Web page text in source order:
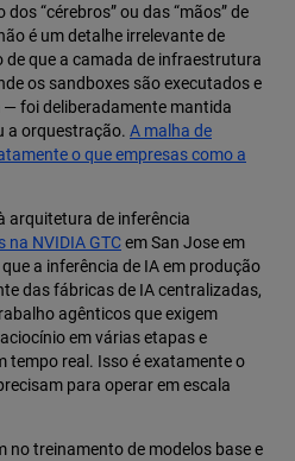
“cérebros” ou das “mãos” de
é um detalhe irrelevante de
que a camada de infraestrutura
os sandboxes são executados e
foi deliberadamente mantida
a orquestração. A malha de
o que empresas como a
arquitetura de inferência
na NVIDIA GTCem San Jose em
a inferência de IA em produção
das fábricas de IA centralizadas,
agênticos que exigem
em várias etapas e
tempo real. Isso é exatamente o
para operar em escala
no treinamento de modelos base e